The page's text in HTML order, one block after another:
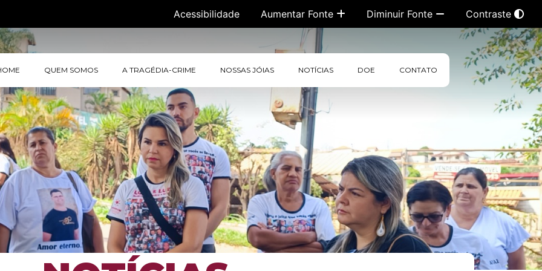
Acessibilidade Aumentar Fonte Diminuir Fonte Contraste
QUEM SOMOS A TRAGÉDIA-CRIME NOSSAS JÓIAS NOTÍCIAS DOE CONTATO